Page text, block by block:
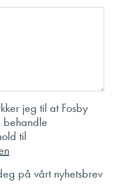
jeg til at Fosby
behandle
til
på vårt nyhetsbrev